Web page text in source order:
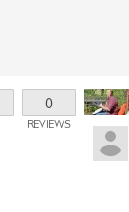
0
REVIEWS